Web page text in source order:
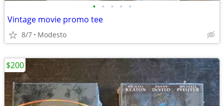
• • • • •
Vintage movie promo tee
8/7 Modesto
$200